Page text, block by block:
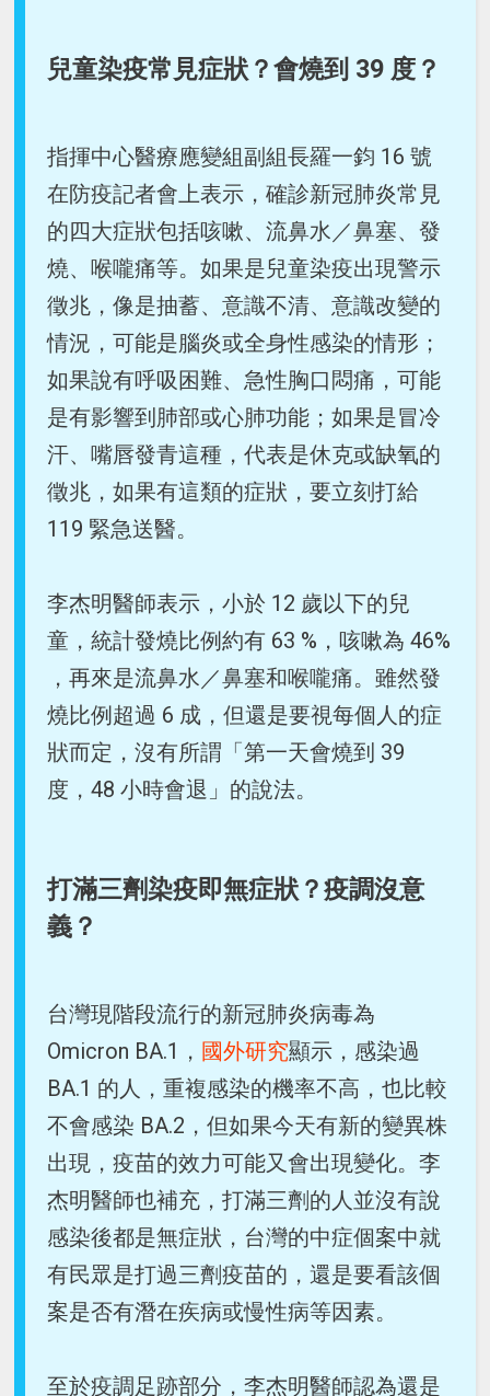
兒童染疫常見症狀？會燒到 39 度？
指揮中心醫療應變組副組長羅一鈞 16 號
在防疫記者會上表示，確診新冠肺炎常見
的四大症狀包括咳嗽、流鼻水／鼻塞、發
燒、喉嚨痛等。如果是兒童染疫出現警示
徵兆，像是抽蓄、意識不清、意識改變的
情況，可能是腦炎或全身性感染的情形；
如果說有呼吸困難、急性胸口悶痛，可能
是有影響到肺部或心肺功能；如果是冒冷
汗、嘴唇發青這種，代表是休克或缺氧的
徵兆，如果有這類的症狀，要立刻打給
119 緊急送醫。
李杰明醫師表示，小於 12 歲以下的兒
童，統計發燒比例約有 63 %，咳嗽為 46%
，再來是流鼻水／鼻塞和喉嚨痛。雖然發
燒比例超過 6 成，但還是要視每個人的症
狀而定，沒有所謂「第一天會燒到 39
度，48 小時會退」的說法。
打滿三劑染疫即無症狀？疫調沒意
義？
台灣現階段流行的新冠肺炎病毒為
Omicron BA.1， 國外研究顯示，感染過
BA.1 的人，重複感染的機率不高，也比較
不會感染 BA.2，但如果今天有新的變異株
出現，疫苗的效力可能又會出現變化。李
杰明醫師也補充，打滿三劑的人並沒有說
感染後都是無症狀，台灣的中症個案中就
有民眾是打過三劑疫苗的，還是要看該個
案是否有潛在疾病或慢性病等因素。
至於疫調足跡部分，李杰明醫師認為還是